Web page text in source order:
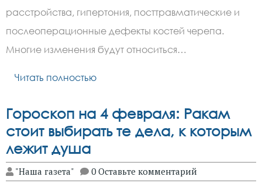
расстройства, гипертония, посттравматические и
послеоперационные дефекты костей черепа.
Многие изменения будут относиться…
Читать полностью
Гороскоп на 4 февраля: Ракам
стоит выбирать те дела, к которым
лежит душа
"Наша газета" 0 Оставьте комментарий